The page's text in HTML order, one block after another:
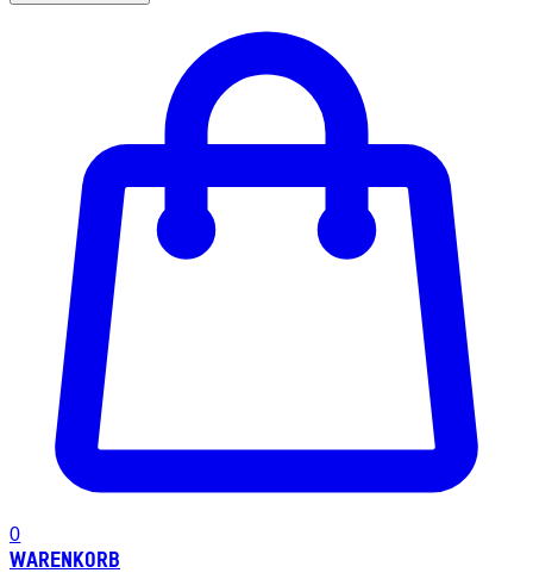
0
WARENKORB